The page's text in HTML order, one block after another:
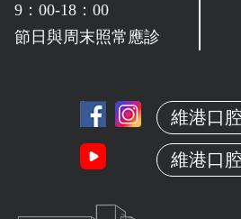
9：00-18：00
節日與周末照常應診
維港口
維港口